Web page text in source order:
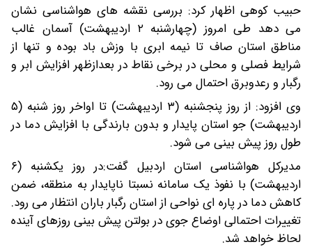
حبیب کوهی اظهار کرد: بررسی نقشه های هواشناسی نشان
می دهد طی امروز (چهارشنبه ۲ اردیبهشت) آسمان غالب
مناطق استان صاف تا نیمه ابری با وزش باد بوده و تنها از
شرایط فصلی و محلی در برخی نقاط در بعدازظهر افزایش ابر و
رگبار و رعدوبرق احتمال می رود.
وی افزود: از روز پنجشنبه (۳ اردیبهشت) تا اواخر روز شنبه (۵
اردیبهشت) جو استان پایدار و بدون بارندگی با افزایش دما در
طول روز پیش بینی می شود.
مدیرکل هواشناسی استان اردبیل گفت:در روز یکشنبه (۶
اردیبهشت) با نفوذ یک سامانه نسبتا ناپایدار به منطقه، ضمن
کاهش دما در پاره ای نواحی از استان رگبار باران انتظار می رود.
تغییرات احتمالی اوضاع جوی در بولتن پیش بینی روزهای آینده
لحاظ خواهد شد.